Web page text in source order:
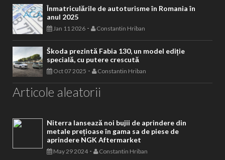
Înmatriculările de autoturisme în Romania în
anul 2025
Jan 11 2026 - Constantin Hriban
Škoda prezintă Fabia 130, un model ediție
specială, cu putere crescută
Oct 07 2025 - Constantin Hriban
Articole aleatorii
Niterra lansează noi bujii de aprindere din
metale prețioase în gama sa de piese de
aprindere NGK Aftermarket
May 29 2024- Constantin Hriban